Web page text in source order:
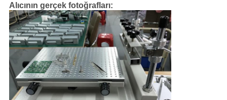
Alıcının gerçek fotoğrafları: